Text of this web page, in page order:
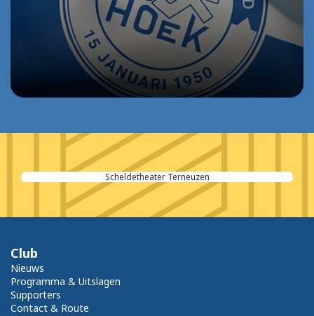
Scheldetheater Terneuzen
Club
Nieuws
Programma & Uitslagen
Supporters
Contact & Route